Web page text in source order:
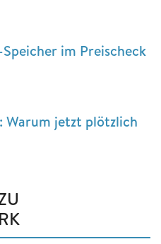
im Preischeck
Warum jetzt plötzlich